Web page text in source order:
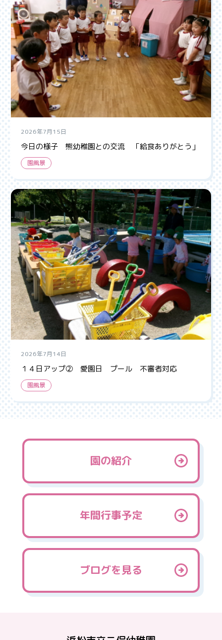
2026年7月15日
今日の様子 熊幼稚園との交流 「給食ありがとう」
園風景
2026年7月14日
１４日アップ② 愛園日 プール 不審者対応
園風景
園の紹介
年間行事予定
ブログを見る